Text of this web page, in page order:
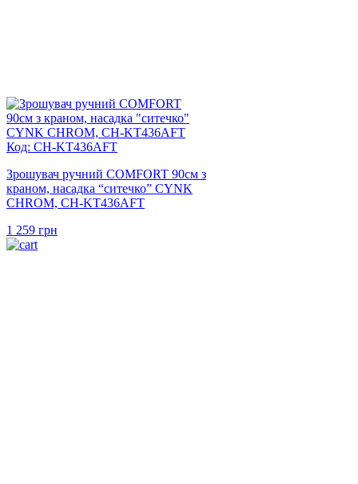
Код: CH-KT436AFT
Зрошувач ручний COMFORT 90см з
краном, насадка “ситечко” CYNK
CHROM, CH-KT436AFT
1 259 грн